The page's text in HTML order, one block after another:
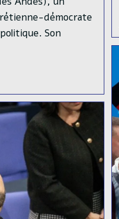
démocrate
Son